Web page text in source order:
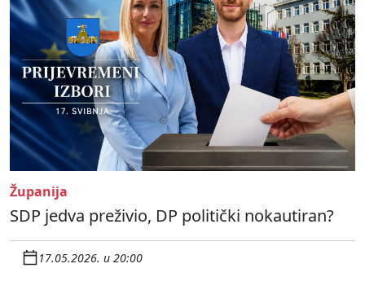
Županija
SDP jedva preživio, DP politički nokautiran?
17.05.2026. u 20:00